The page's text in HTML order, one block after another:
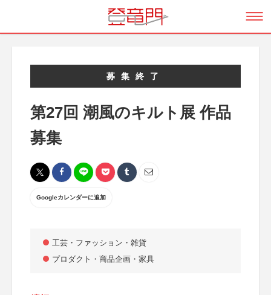
募集終了
第27回 潮風のキルト展 作品
募集
Googleカレンダーに追加
工芸・ファッション・雑貨
プロダクト・商品企画・家具